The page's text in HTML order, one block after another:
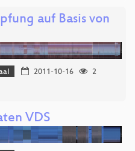
auf Basis von
2011-10-16
2
VDS